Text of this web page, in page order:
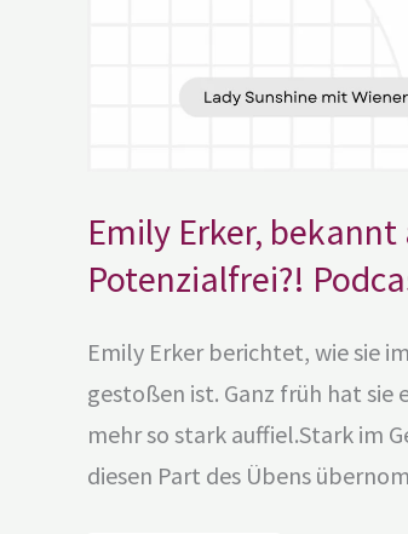
Emily Erker,
Potenzialfrei?!
Emily Erker berichtet, wie sie
gestoßen ist. Ganz früh hat sie
mehr so stark auffiel.Stark im
diesen Part des Übens